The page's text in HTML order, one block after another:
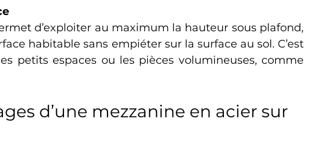
d’exploiter au maximum la hauteur sous plafond,
habitable sans empiéter sur la surface au sol. C’est
petits espaces ou les pièces volumineuses, comme
d’une mezzanine en acier sur